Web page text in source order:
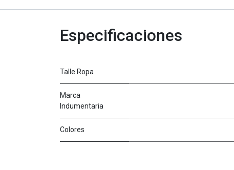
Especificaciones
Talle Ropa
Marca
Indumentaria
Colores